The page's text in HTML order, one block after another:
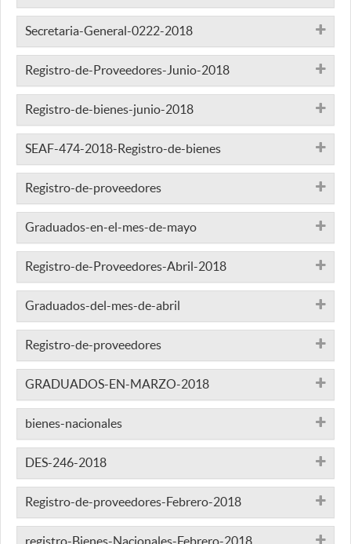
Secretaria-General-0222-2018
Registro-de-Proveedores-Junio-2018
Registro-de-bienes-junio-2018
SEAF-474-2018-Registro-de-bienes
Registro-de-proveedores
Graduados-en-el-mes-de-mayo
Registro-de-Proveedores-Abril-2018
Graduados-del-mes-de-abril
Registro-de-proveedores
GRADUADOS-EN-MARZO-2018
bienes-nacionales
DES-246-2018
Registro-de-proveedores-Febrero-2018
registro-Bienes-Nacionales-Febrero-2018